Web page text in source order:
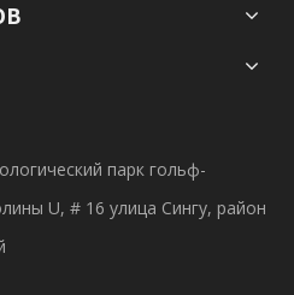
парк гольф-
U, # 16 улица Сингу, район